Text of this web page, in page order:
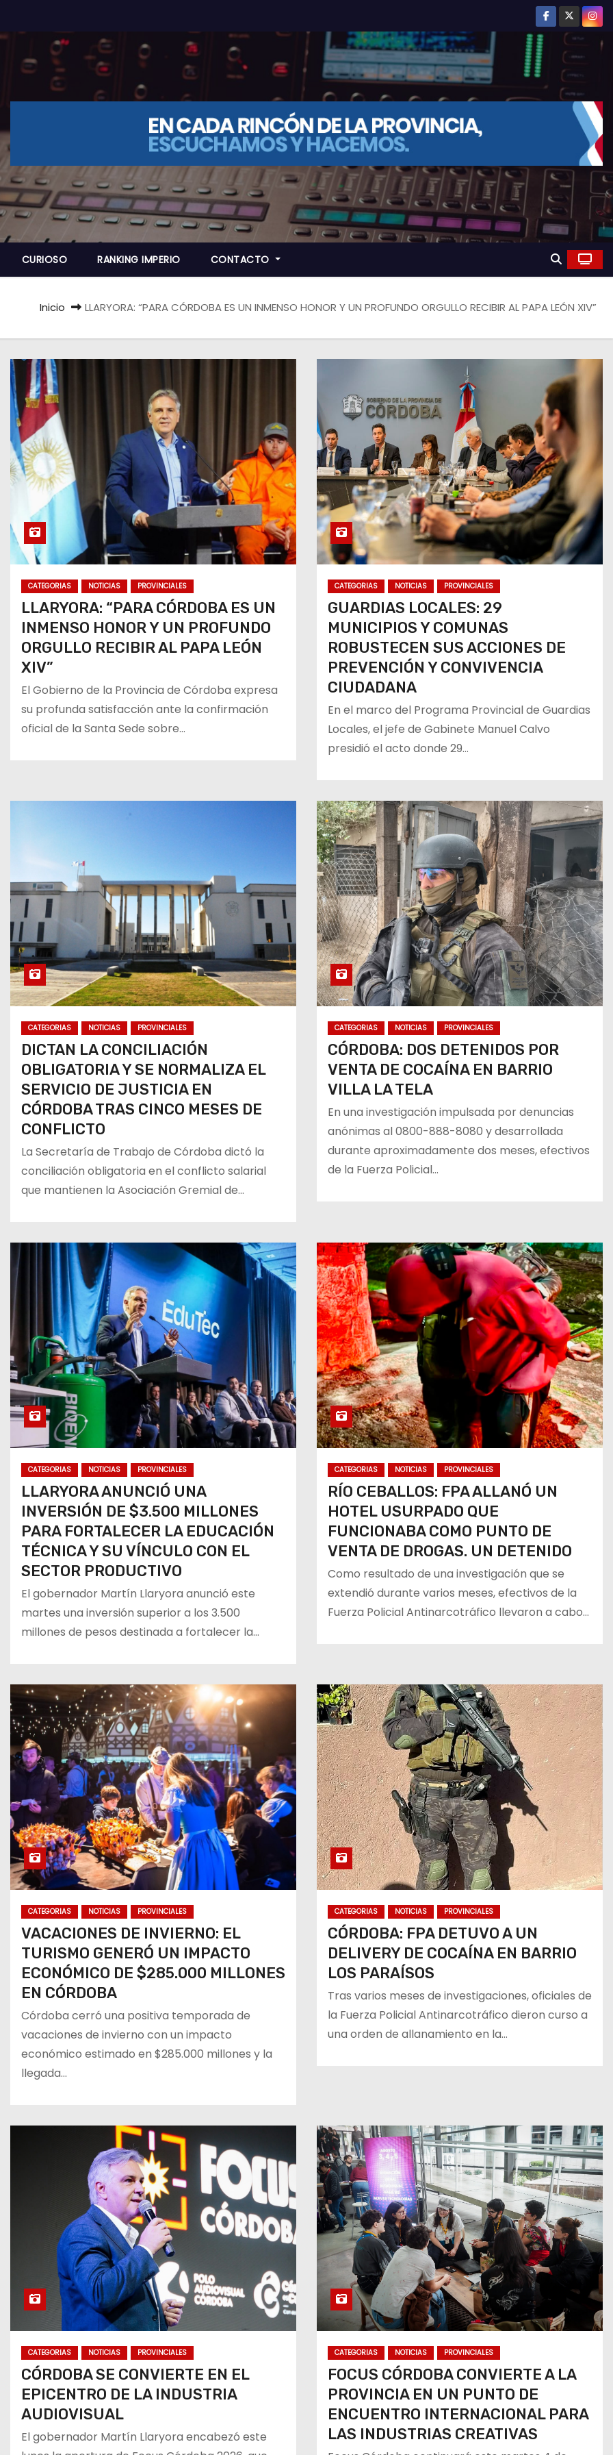
CURIOSO RANKING IMPERIO CONTACTO
Inicio LLARYORA: “PARA CÓRDOBA ES UN INMENSO HONOR Y UN PROFUNDO ORGULLO RECIBIR AL PAPA LEÓN XIV”
CATEGORIAS NOTICIAS PROVINCIALES
LLARYORA: “PARA CÓRDOBA ES UN
INMENSO HONOR Y UN PROFUNDO
ORGULLO RECIBIR AL PAPA LEÓN
XIV”
El Gobierno de la Provincia de Córdoba expresa
su profunda satisfacción ante la confirmación
oficial de la Santa Sede sobre…
CATEGORIAS NOTICIAS PROVINCIALES
GUARDIAS LOCALES: 29
MUNICIPIOS Y COMUNAS
ROBUSTECEN SUS ACCIONES DE
PREVENCIÓN Y CONVIVENCIA
CIUDADANA
En el marco del Programa Provincial de Guardias
Locales, el jefe de Gabinete Manuel Calvo
presidió el acto donde 29…
CATEGORIAS NOTICIAS PROVINCIALES
DICTAN LA CONCILIACIÓN
OBLIGATORIA Y SE NORMALIZA EL
SERVICIO DE JUSTICIA EN
CÓRDOBA TRAS CINCO MESES DE
CONFLICTO
La Secretaría de Trabajo de Córdoba dictó la
conciliación obligatoria en el conflicto salarial
que mantienen la Asociación Gremial de…
CATEGORIAS NOTICIAS PROVINCIALES
CÓRDOBA: DOS DETENIDOS POR
VENTA DE COCAÍNA EN BARRIO
VILLA LA TELA
En una investigación impulsada por denuncias
anónimas al 0800-888-8080 y desarrollada
durante aproximadamente dos meses, efectivos
de la Fuerza Policial…
CATEGORIAS NOTICIAS PROVINCIALES
LLARYORA ANUNCIÓ UNA
INVERSIÓN DE $3.500 MILLONES
PARA FORTALECER LA EDUCACIÓN
TÉCNICA Y SU VÍNCULO CON EL
SECTOR PRODUCTIVO
El gobernador Martín Llaryora anunció este
martes una inversión superior a los 3.500
millones de pesos destinada a fortalecer la…
CATEGORIAS NOTICIAS PROVINCIALES
RÍO CEBALLOS: FPA ALLANÓ UN
HOTEL USURPADO QUE
FUNCIONABA COMO PUNTO DE
VENTA DE DROGAS. UN DETENIDO
Como resultado de una investigación que se
extendió durante varios meses, efectivos de la
Fuerza Policial Antinarcotráfico llevaron a cabo…
CATEGORIAS NOTICIAS PROVINCIALES
VACACIONES DE INVIERNO: EL
TURISMO GENERÓ UN IMPACTO
ECONÓMICO DE $285.000 MILLONES
EN CÓRDOBA
Córdoba cerró una positiva temporada de
vacaciones de invierno con un impacto
económico estimado en $285.000 millones y la
llegada…
CATEGORIAS NOTICIAS PROVINCIALES
CÓRDOBA: FPA DETUVO A UN
DELIVERY DE COCAÍNA EN BARRIO
LOS PARAÍSOS
Tras varios meses de investigaciones, oficiales de
la Fuerza Policial Antinarcotráfico dieron curso a
una orden de allanamiento en la…
CATEGORIAS NOTICIAS PROVINCIALES
CÓRDOBA SE CONVIERTE EN EL
EPICENTRO DE LA INDUSTRIA
AUDIOVISUAL
El gobernador Martín Llaryora encabezó este
CATEGORIAS NOTICIAS PROVINCIALES
FOCUS CÓRDOBA CONVIERTE A LA
PROVINCIA EN UN PUNTO DE
ENCUENTRO INTERNACIONAL PARA
LAS INDUSTRIAS CREATIVAS